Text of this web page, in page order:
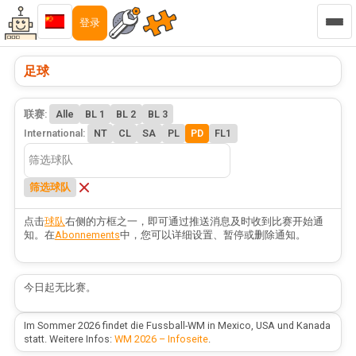
登录
足球
联赛: Alle BL 1 BL 2
BL 3
International:
NT CL SA PL PD FL1
筛选球队
点击球队右侧的方框之一，即可通过推送消息及时收到比赛开始通
知。在Abonnements中，您可以详细设置、暂停或删除通知。
今日起无比赛。
Im Sommer 2026 findet die Fussball-WM in Mexico, USA und Kanada
statt. Weitere Infos: WM 2026 – Infoseite.